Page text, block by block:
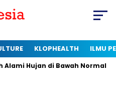
KLOPHEALTH ILMU
di Bawah Normal Kapan